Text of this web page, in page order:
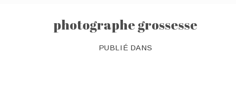
photographe grossesse
PUBLIÉ DANS